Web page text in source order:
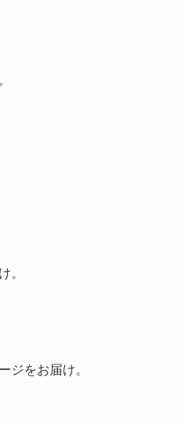
。
ジをお届け。